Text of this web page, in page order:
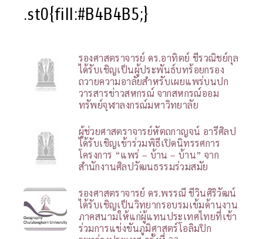
.st0{fill:#B4B4B5;}
รองศาสตราจารย์ ดร.อาทิตย์ ชีรวณิชย์กุล
ได้รับเชิญเป็นผู้ประพันธ์บทร้อยกรอง
ถวายความอาลัยสำหรับเผยแพร่บนปก
วารสารข่าวสหกรณ์ จากสหกรณ์ออม
ทรัพย์จุฬาลงกรณ์มหาวิทยาลัย
ผู้ช่วยศาสตราจารย์หัตถกาญจน์ อารีศิลป
ได้รับเชิญเข้าร่วมพิธีเปิดนิทรรศการ
โครงการ “แพร่ – บ้าน – บ้าน” จาก
สำนักงานศิลปวัฒนธรรมร่วมสมัย
รองศาสตราจารย์ ดร.พรรณี ชีวินศิริวัฒน์
ได้รับเชิญเป็นวิทยากรอบรมเข้มด้านงาน
ภาคสนามให้แก่ผู้แทนประเทศไทยที่เข้า
ร่วมการแข่งขันภูมิศาสตร์โอลิมปิก